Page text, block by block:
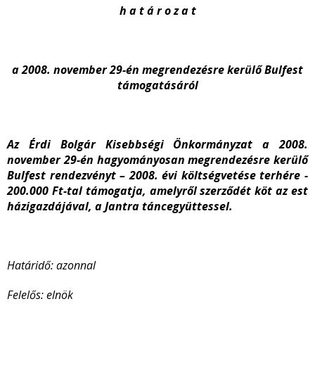
h a t á r o z a t
a 2008. november 29-én megrendezésre kerülő Bulfest
támogatásáról
Az Érdi Bolgár Kisebbségi Önkormányzat a 2008.
november 29-én hagyományosan megrendezésre kerülő
Bulfest rendezvényt – 2008. évi költségvetése terhére -
200.000 Ft-tal támogatja, amelyről szerződét köt az est
házigazdájával, a Jantra táncegyüttessel.
Határidő: azonnal
Felelős: elnök